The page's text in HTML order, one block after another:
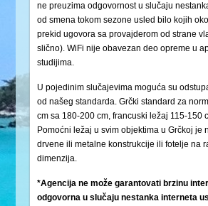
ne preuzima odgovornost u slučaju
od smena tokom sezone usled bilo kojih
prekid ugovora sa provajderom od strane
slično). WiFi nije obavezan deo opreme u
studijima.
U pojedinim slučajevima moguća su
od našeg standarda. Grčki standard za
cm sa 180-200 cm, francuski ležaj 115-150
Pomoćni ležaj u svim objektima u Grčkoj je
drvene ili metalne konstrukcije ili fotelje na
dimenzija.
*Agencija ne može garantovati brzinu
odgovorna u slučaju nestanka interneta